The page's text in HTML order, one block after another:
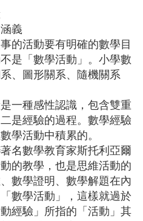
義
的活動要有明確的數學目
是「數學活動」。小學數
、圖形關系、隨機關系
一種感性認識，包含雙重
是經驗的過程。數學經驗
學活動中積累的。
名數學教育家斯托利亞爾
的教學，也是思維活動的
數學證明、數學解題在內
數學活動」，這樣就過於
經驗」所指的「活動」其